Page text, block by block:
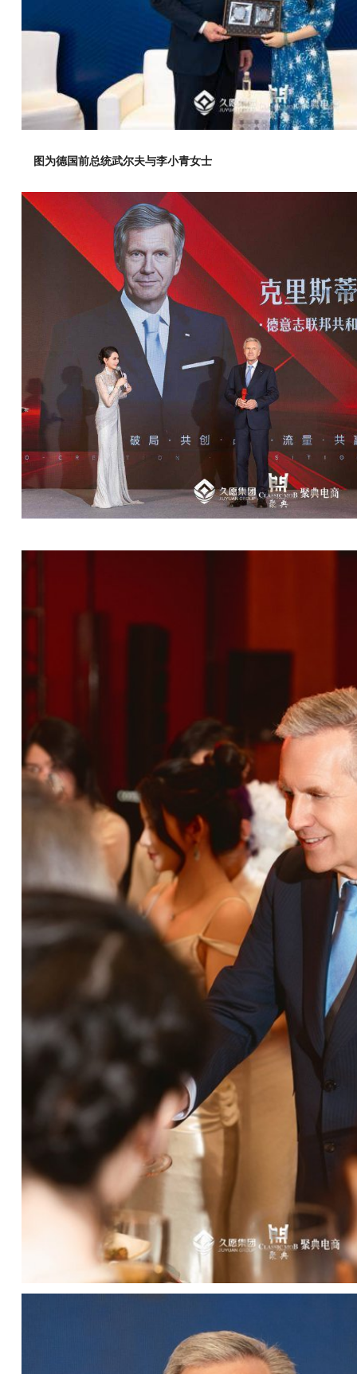
图为德国前总统武尔夫与李小青女士